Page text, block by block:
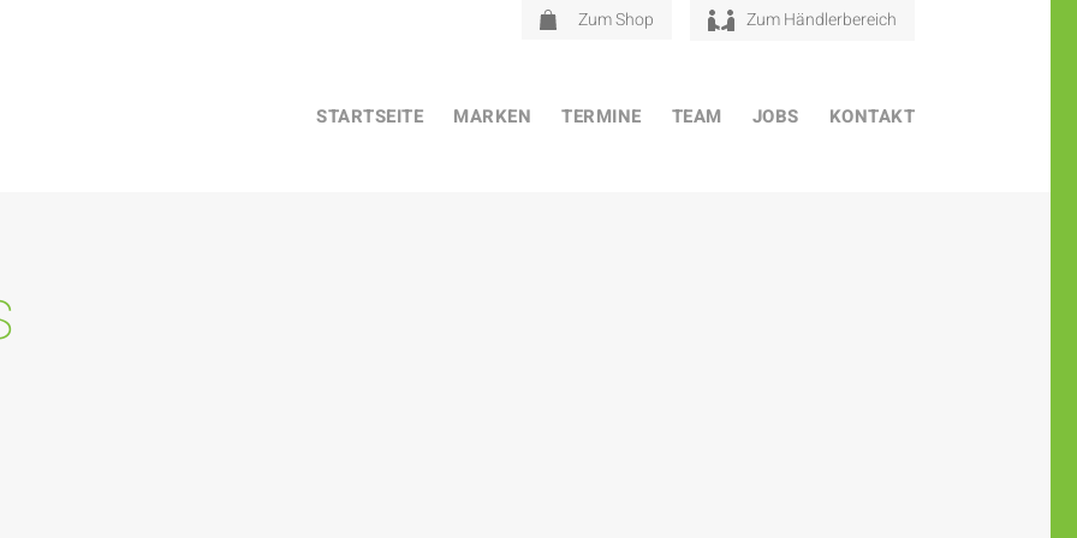
Zum Shop Zum Händlerbereich
STARTSEITE MARKEN TERMINE TEAM JOBS KONTAKT